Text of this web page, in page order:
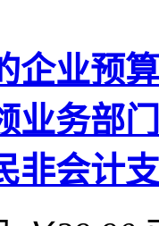
企业预
业务部
非会计